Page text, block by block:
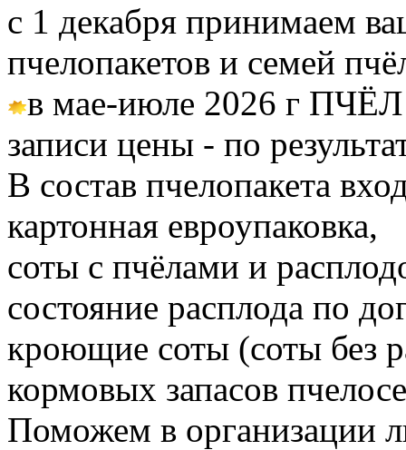
с 1 декабря принимаем
пчелопакетов и семей
в мае-июле 2026 г
записи цены - по
В состав пчелопакета
картонная евроупаковка,
соты с пчёлами и
состояние расплода по
кроющие соты (соты без
кормовых запасов
Поможем в организации